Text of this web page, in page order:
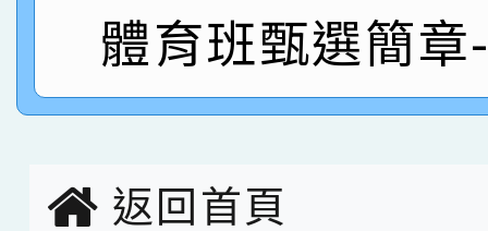
指導老師林老師
賽 劉文瑛教師榮獲教
臺灣台語-第二名
賀！本校參與2026世
市賽榮獲科學小創客佳
體育班甄選簡
返回首頁